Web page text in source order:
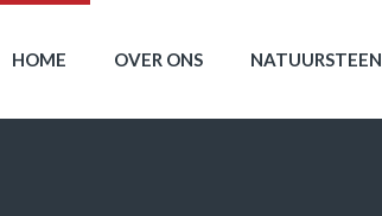
HOME OVER ONS NATUURSTEEN